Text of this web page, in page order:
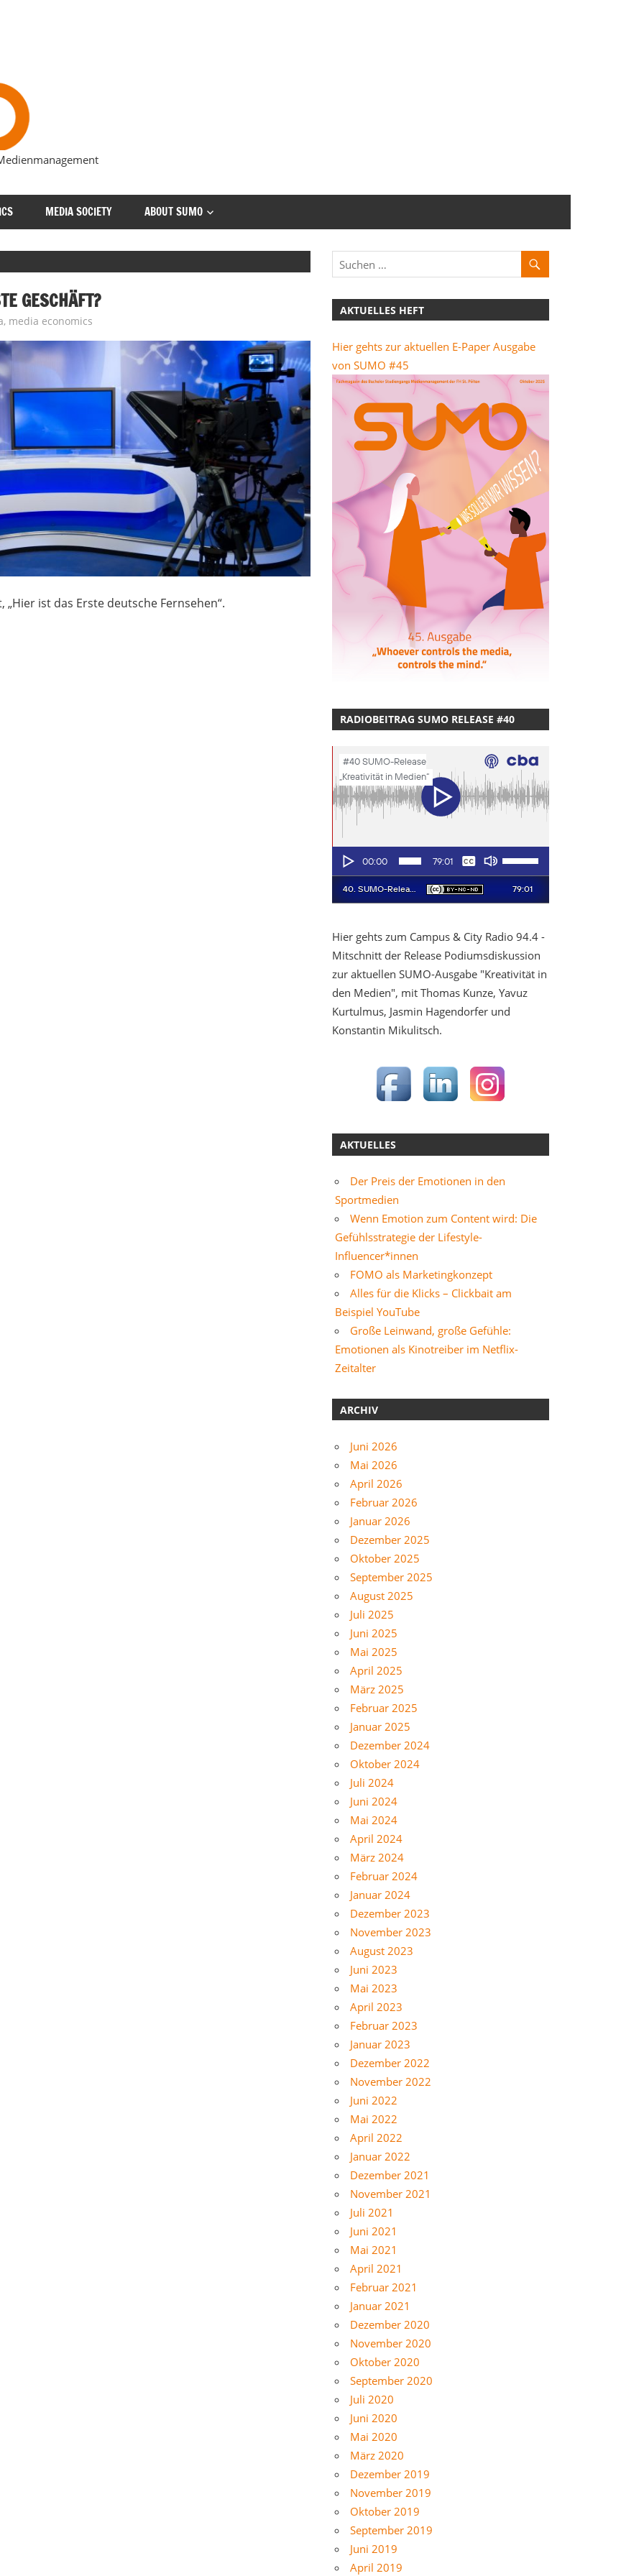
MEDIA SOCIETY ABOUT SUMO
GESCHÄFT?
, media economics
„Hier ist das Erste deutsche Fernsehen“.
AKTUELLES HEFT
Hier gehts zur aktuellen E-Paper Ausgabe
von SUMO #45
RADIOBEITRAG SUMO RELEASE #40
Hier gehts zum Campus & City Radio 94.4 -
Mitschnitt der Release Podiumsdiskussion
zur aktuellen SUMO-Ausgabe "Kreativität in
den Medien", mit Thomas Kunze, Yavuz
Kurtulmus, Jasmin Hagendorfer und
Konstantin Mikulitsch.
AKTUELLES
Der Preis der Emotionen in den
Sportmedien
Wenn Emotion zum Content wird: Die
Gefühlsstrategie der Lifestyle-
Influencer*innen
FOMO als Marketingkonzept
Alles für die Klicks – Clickbait am
Beispiel YouTube
Große Leinwand, große Gefühle:
Emotionen als Kinotreiber im Netflix-
Zeitalter
ARCHIV
Juni 2026
Mai 2026
April 2026
Februar 2026
Januar 2026
Dezember 2025
Oktober 2025
September 2025
August 2025
Juli 2025
Juni 2025
Mai 2025
April 2025
März 2025
Februar 2025
Januar 2025
Dezember 2024
Oktober 2024
Juli 2024
Juni 2024
Mai 2024
April 2024
März 2024
Februar 2024
Januar 2024
Dezember 2023
November 2023
August 2023
Juni 2023
Mai 2023
April 2023
Februar 2023
Januar 2023
Dezember 2022
November 2022
Juni 2022
Mai 2022
April 2022
Januar 2022
Dezember 2021
November 2021
Juli 2021
Juni 2021
Mai 2021
April 2021
Februar 2021
Januar 2021
Dezember 2020
November 2020
Oktober 2020
September 2020
Juli 2020
Juni 2020
Mai 2020
März 2020
Dezember 2019
November 2019
Oktober 2019
September 2019
Juni 2019
April 2019